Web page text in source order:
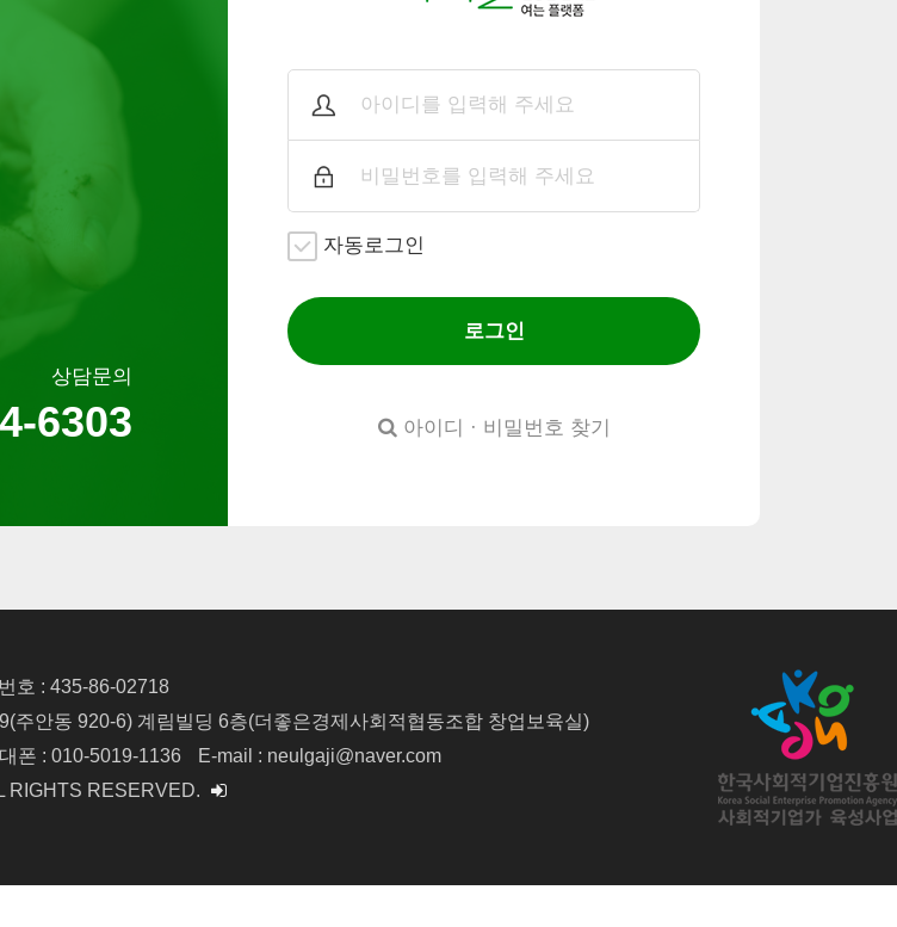
상담문의
6303
자동로그인
로그인
아이디 · 비밀번호 찾기
호 : 435-86-02718
주안동 920-6) 계림빌딩 6층(더좋은경제사회적협동조합 창업보육실)
폰 : 010-5019-1136
E-mail : neulgaji@naver.com
RIGHTS RESERVED.